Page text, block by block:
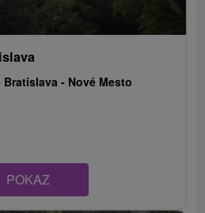
Bratislava - Nové Mesto
POKAZ